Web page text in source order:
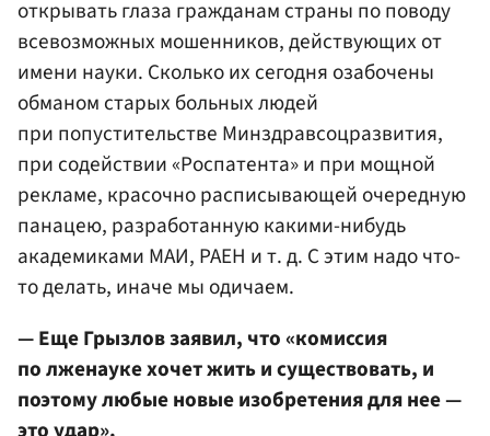
открывать глаза гражданам страны по поводу
всевозможных мошенников, действующих от
имени науки. Сколько их сегодня озабочены
обманом старых больных людей
при попустительстве Минздравсоцразвития,
при содействии «Роспатента» и при мощной
рекламе, красочно расписывающей очередную
панацею, разработанную какими-нибудь
академиками МАИ, РАЕН и т. д. С этим надо что-
то делать, иначе мы одичаем.
— Еще Грызлов заявил, что «комиссия
по лженауке хочет жить и существовать, и
поэтому любые новые изобретения для нее —